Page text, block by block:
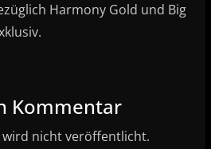
Harmony Gold und Big
Kommentar
wird nicht veröffentlicht.